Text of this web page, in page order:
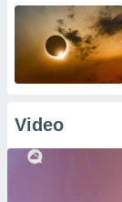
Video